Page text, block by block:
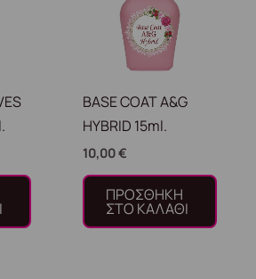
BASE COAT A&G
HYBRID 15ml.
10,00€
ΠΡΟΣΘΉΚΗ
ΣΤΟ ΚΑΛΆΘΙ